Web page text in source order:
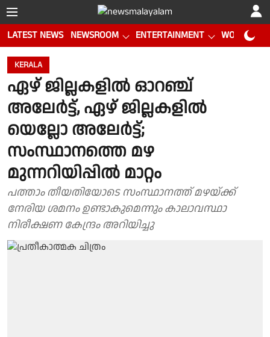
LATEST NEWS NEWSROOM ENTERTAINMENT WORLD CUP
KERALA
ഏഴ് ജില്ലകളിൽ ഓറഞ്ച്
അലേർട്ട്, ഏഴ് ജില്ലകളിൽ
യെല്ലോ അലേർട്ട്;
സംസ്ഥാനത്തെ മഴ
മുന്നറിയിപ്പിൽ മാറ്റം
പത്താം തീയതിയോടെ സംസ്ഥാനത്ത് മഴയ്ക്ക്
നേരിയ ശമനം ഉണ്ടാകുമെന്നും കാലാവസ്ഥാ
നിരീക്ഷണ കേന്ദ്രം അറിയിച്ചു